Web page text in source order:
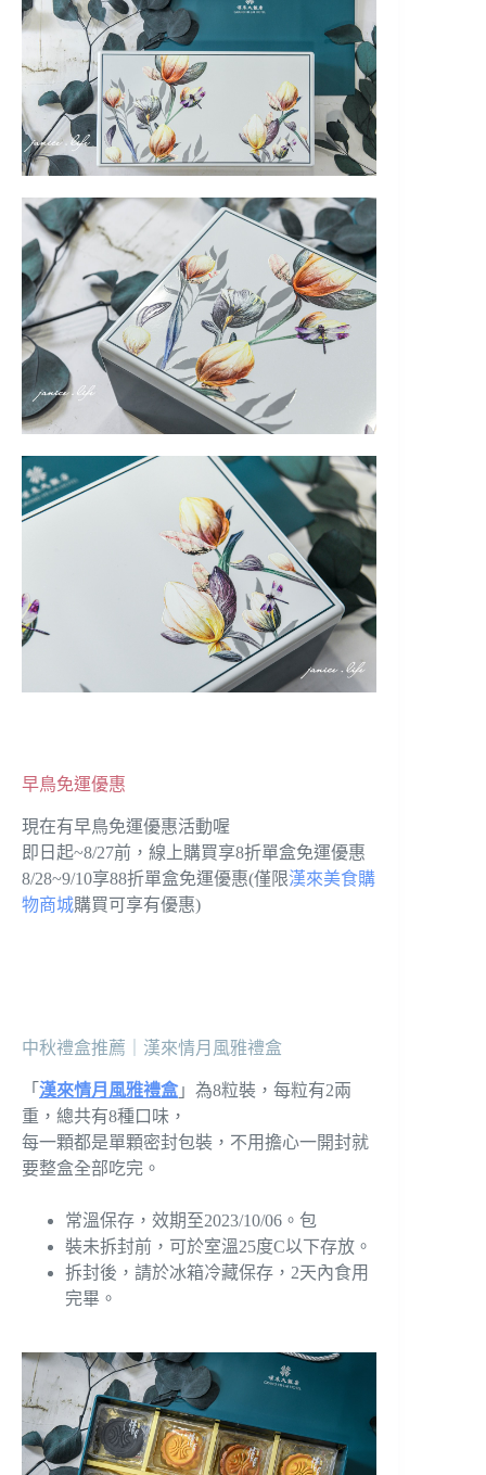
早鳥免運優惠
現在有早鳥免運優惠活動喔
即日起~8/27前，線上購買享8折單盒免運優惠
8/28~9/10享88折單盒免運優惠(僅限漢來美食購
物商城購買可享有優惠)
中秋禮盒推薦｜漢來情月風雅禮盒
「 漢來情月風雅禮盒」為8粒裝，每粒有2兩
重，總共有8種口味，
每一顆都是單顆密封包裝，不用擔心一開封就
要整盒全部吃完。
常溫保存，效期至2023/10/06。包
裝未拆封前，可於室溫25度C以下存放。
拆封後，請於冰箱冷藏保存，2天內食用
完畢。